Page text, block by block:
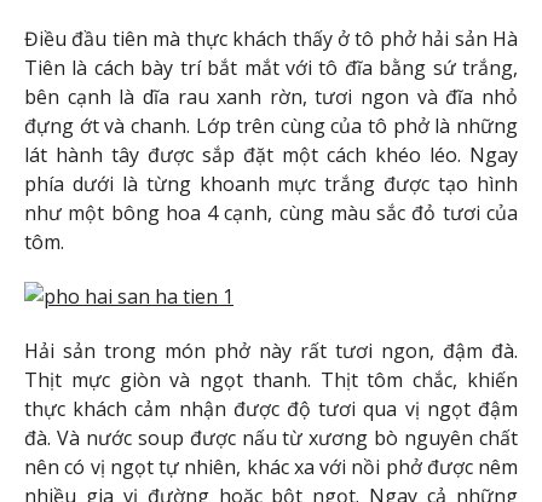
Điều đầu tiên mà thực khách thấy ở tô phở hải sản Hà
Tiên là cách bày trí bắt mắt với tô đĩa bằng sứ trắng,
bên cạnh là dĩa rau xanh rờn, tươi ngon và đĩa nhỏ
đựng ớt và chanh. Lớp trên cùng của tô phở là những
lát hành tây được sắp đặt một cách khéo léo. Ngay
phía dưới là từng khoanh mực trắng được tạo hình
như một bông hoa 4 cạnh, cùng màu sắc đỏ tươi của
tôm.
Hải sản trong món phở này rất tươi ngon, đậm đà.
Thịt mực giòn và ngọt thanh. Thịt tôm chắc, khiến
thực khách cảm nhận được độ tươi qua vị ngọt đậm
đà. Và nước soup được nấu từ xương bò nguyên chất
nên có vị ngọt tự nhiên, khác xa với nồi phở được nêm
nhiều gia vị đường hoặc bột ngọt. Ngay cả những